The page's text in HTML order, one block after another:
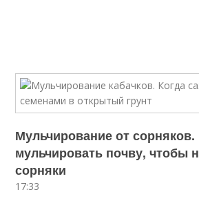
Мульчирование от
мульчировать почву, чтобы
сорняки
17:33